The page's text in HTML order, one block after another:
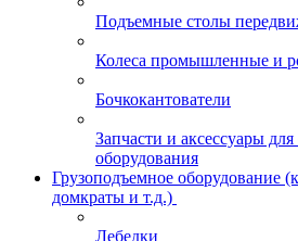
Подъемные столы
Колеса промышленные и
Бочкокантователи
Запчасти и аксессуары для
оборудования
Грузоподъемное оборудование
домкраты и т.д.)
Лебедки